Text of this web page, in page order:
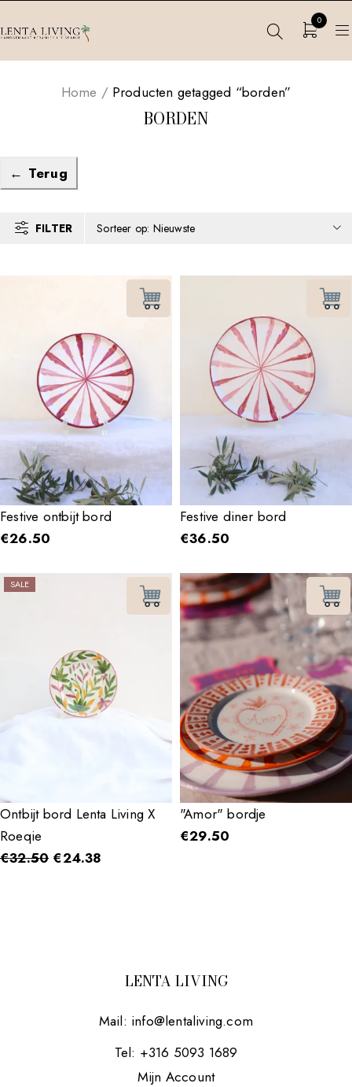
0
BORDEN
Home / Producten getagged “borden”
← Terug
FILTER Sorteer op: Nieuwste
Festive ontbijt bord
€26.50
Festive diner bord
€36.50
SALE
Ontbijt bord Lenta Living X
Roeqie
€32.50 €24.38
"Amor" bordje
€29.50
LENTA LIVING
Mail: info@lentaliving.com
Tel: +316 5093 1689
Mijn Account